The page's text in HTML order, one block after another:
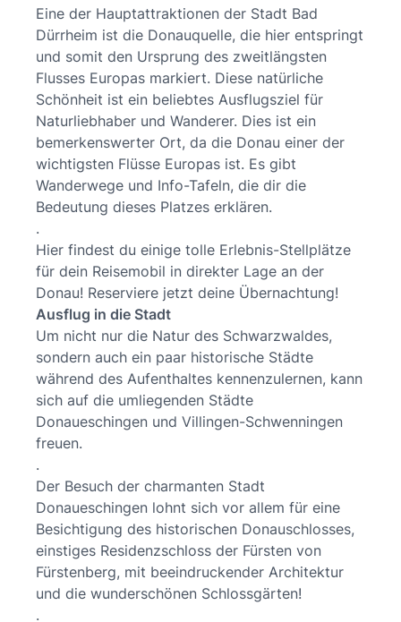
Eine der Hauptattraktionen der Stadt Bad
Dürrheim ist die Donauquelle, die hier entspringt
und somit den Ursprung des zweitlängsten
Flusses Europas markiert. Diese natürliche
Schönheit ist ein beliebtes Ausflugsziel für
Naturliebhaber und Wanderer. Dies ist ein
bemerkenswerter Ort, da die Donau einer der
wichtigsten Flüsse Europas ist. Es gibt
Wanderwege und Info-Tafeln, die dir die
Bedeutung dieses Platzes erklären.
.
Hier findest du einige tolle Erlebnis-Stellplätze
für dein Reisemobil in direkter Lage an der
Donau! Reserviere jetzt deine Übernachtung!
Ausflug in die Stadt
Um nicht nur die Natur des Schwarzwaldes,
sondern auch ein paar historische Städte
während des Aufenthaltes kennenzulernen, kann
sich auf die umliegenden Städte
Donaueschingen und Villingen-Schwenningen
freuen.
.
Der Besuch der charmanten Stadt
Donaueschingen lohnt sich vor allem für eine
Besichtigung des historischen Donauschlosses,
einstiges Residenzschloss der Fürsten von
Fürstenberg, mit beeindruckender Architektur
und die wunderschönen Schlossgärten!
.